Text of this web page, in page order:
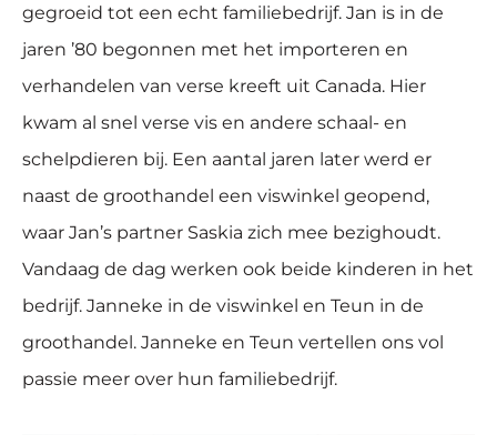
gegroeid tot een echt familiebedrijf. Jan is in de
jaren ’80 begonnen met het importeren en
verhandelen van verse kreeft uit Canada. Hier
kwam al snel verse vis en andere schaal- en
schelpdieren bij. Een aantal jaren later werd er
naast de groothandel een viswinkel geopend,
waar Jan’s partner Saskia zich mee bezighoudt.
Vandaag de dag werken ook beide kinderen in het
bedrijf. Janneke in de viswinkel en Teun in de
groothandel. Janneke en Teun vertellen ons vol
passie meer over hun familiebedrijf.